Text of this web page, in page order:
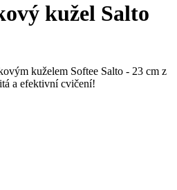
kužel Salto
kuželem Softee Salto - 23 cm z
a efektivní cvičení!